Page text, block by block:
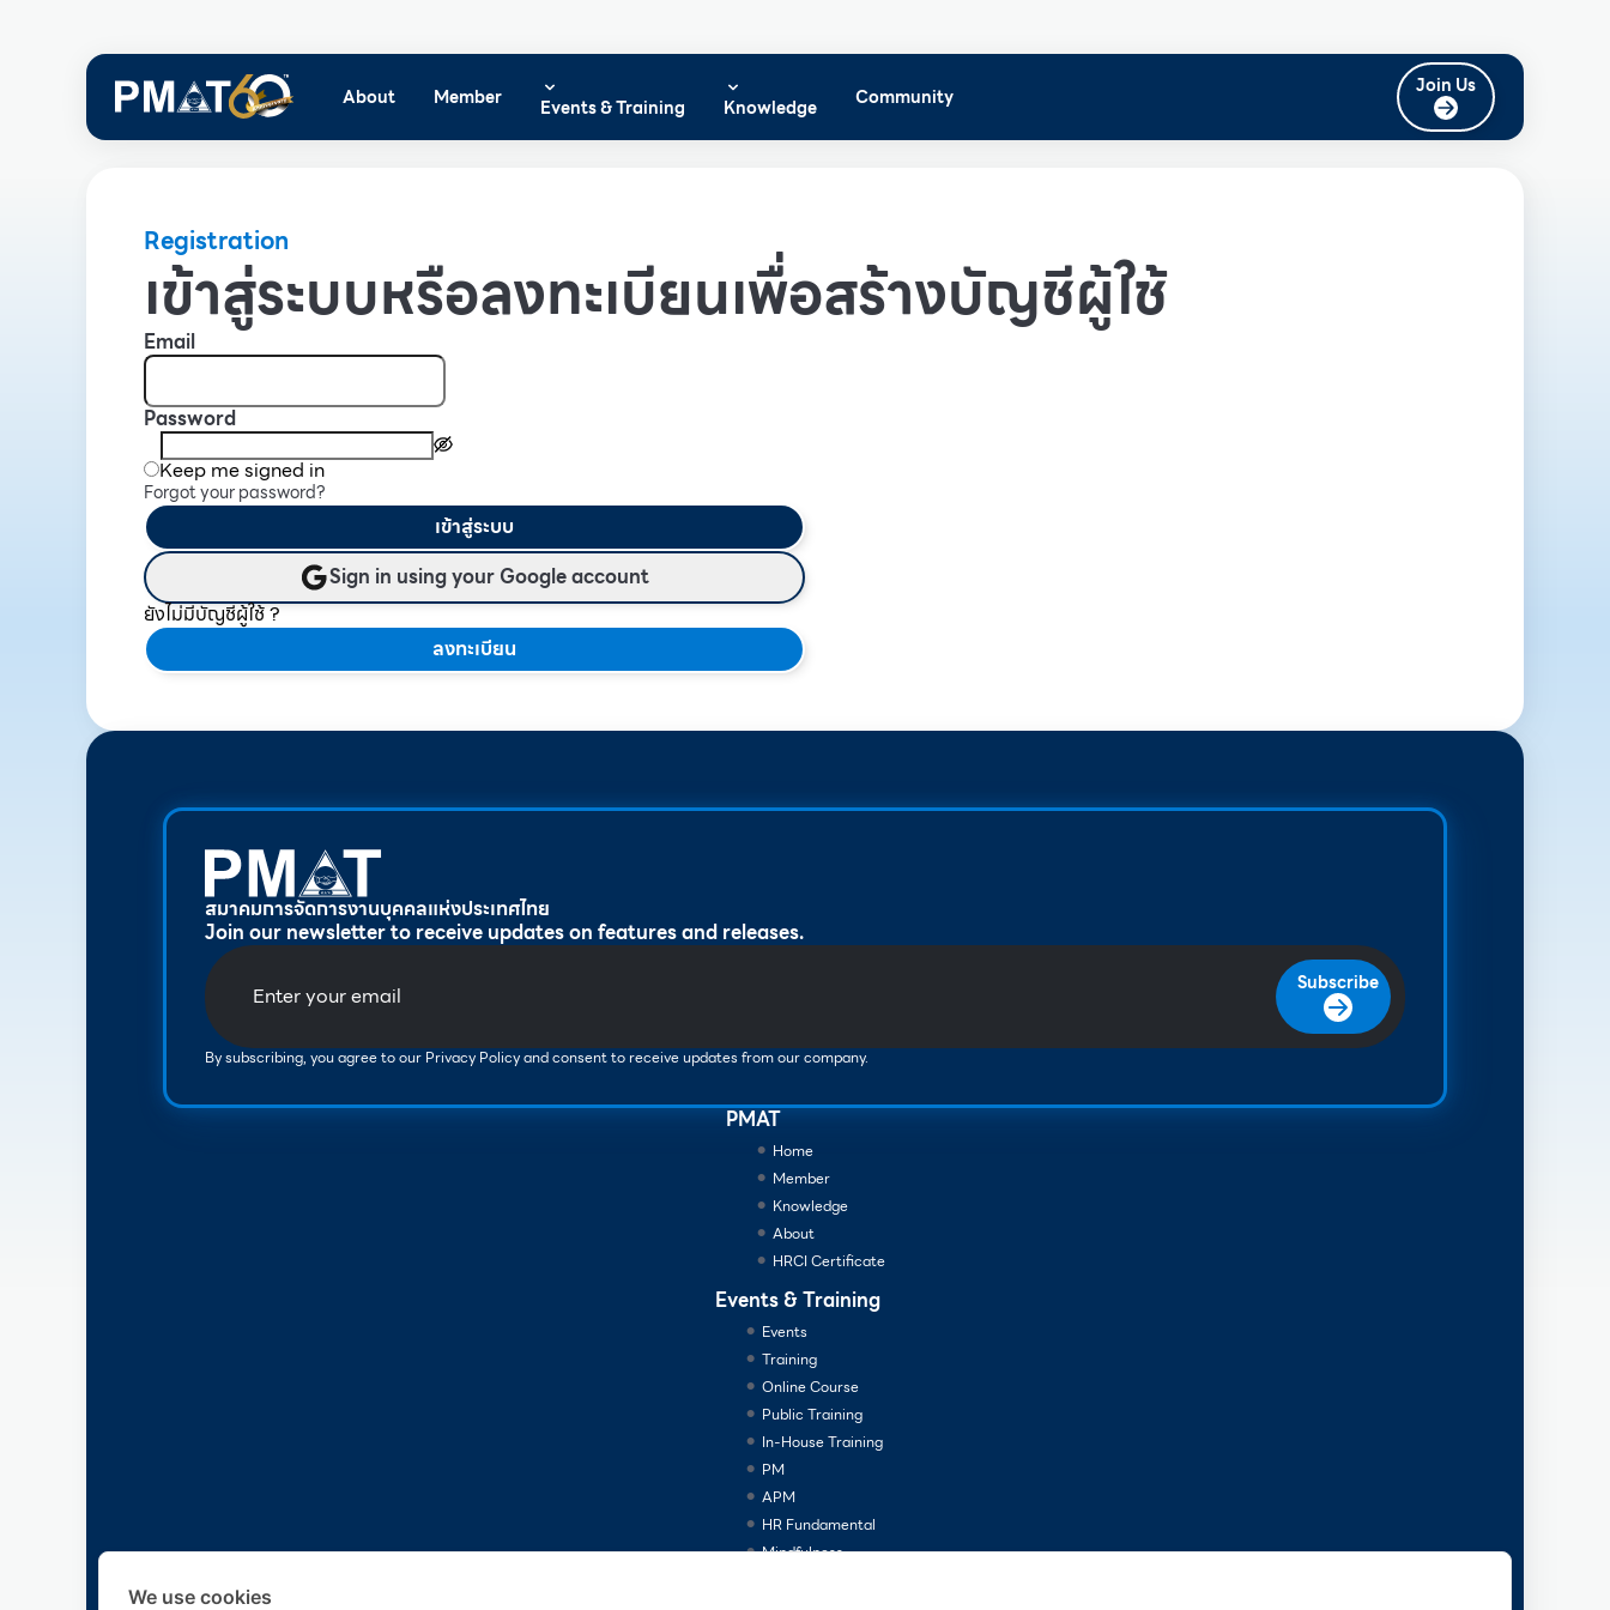
About Member Events & Training Knowledge Community Join Us
Registration
เข้าสู่ระบบหรือลงทะเบียนเพื่อสร้างบัญชีผู้ใช้
Email
Password
Keep me signed in
Forgot your password?
เข้าสู่ระบบ
Sign in using your Google account
ยังไม่มีบัญชีผู้ใช้ ?
ลงทะเบียน
สมาคมการจัดการงานบุคคลแห่งประเทศไทย
Join our newsletter to receive updates on features and releases.
Subscribe
By subscribing, you agree to our Privacy Policy and consent to receive updates from our company.
PMAT
Home
Member
Knowledge
About
HRCI Certificate
Events & Training
Events
Training
Online Course
Public Training
In-House Training
PM
APM
HR Fundamental
Mindfulness
We use cookies